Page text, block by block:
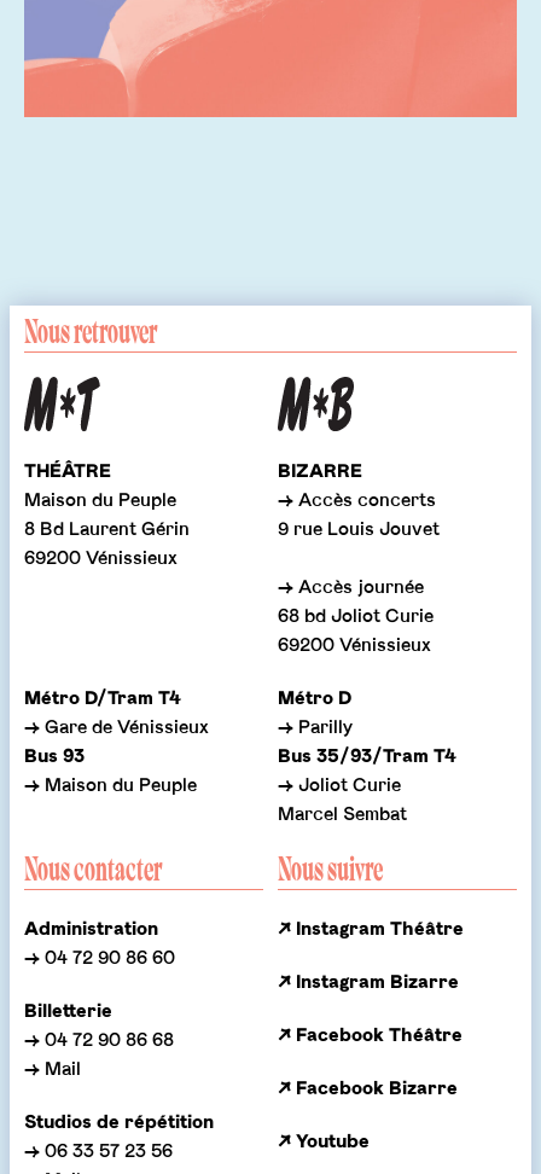
Nous retrouver
THÉÂTRE
Maison du Peuple
8 Bd Laurent Gérin
69200 Vénissieux
Métro D/Tram T4
→ Gare de Vénissieux
Bus 93
→ Maison du Peuple
BIZARRE
→ Accès concerts
9 rue Louis Jouvet
→ Accès journée
68 bd Joliot Curie
69200 Vénissieux
Métro D
→ Parilly
Bus 35/93/Tram T4
→ Joliot Curie
Marcel Sembat
Nous contacter
Administration
→ 04 72 90 86 60
Billetterie
→ 04 72 90 86 68
→ Mail
Studios de répétition
→ 06 33 57 23 56
Nous suivre
↗ Instagram Théâtre
↗ Instagram Bizarre
↗ Facebook Théâtre
↗ Facebook Bizarre
↗ Youtube